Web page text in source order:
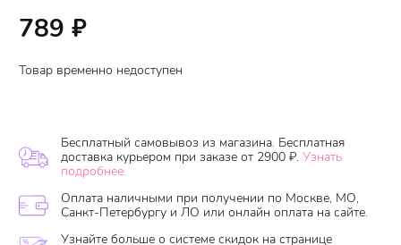
789 ₽
Товар временно недоступен
Бесплатный самовывоз из магазина. Бесплатная
доставка курьером при заказе от 2900 ₽. Узнать
подробнее.
Оплата наличными при получении по Москве, МО,
Санкт-Петербургу и ЛО или онлайн оплата на сайте.
Узнайте больше о системе скидок на странице